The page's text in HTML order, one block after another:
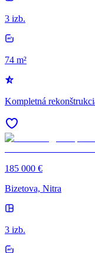
3 izb.
74 m²
Kompletná
185 000 €
Bizetova, Nitra
3 izb.